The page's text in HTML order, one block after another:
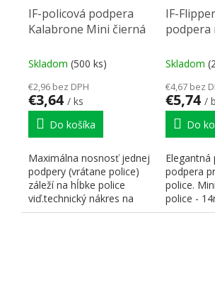
IF-policová podpera
Kalabrone Mini čierná
Skladom (500 ks)
€2,96 bez DPH
€3,64 / ks
Do košíka
Maximálna nosnosť jednej
podpery (vrátane police)
záleží na hĺbke police
viď.technický nákres na
webových stránkach...
IF-
podpera min. 14mm
Skladom
€4,67 bez
€5,74 /
Do
Elegantná
podpera
police.
police -
európsku